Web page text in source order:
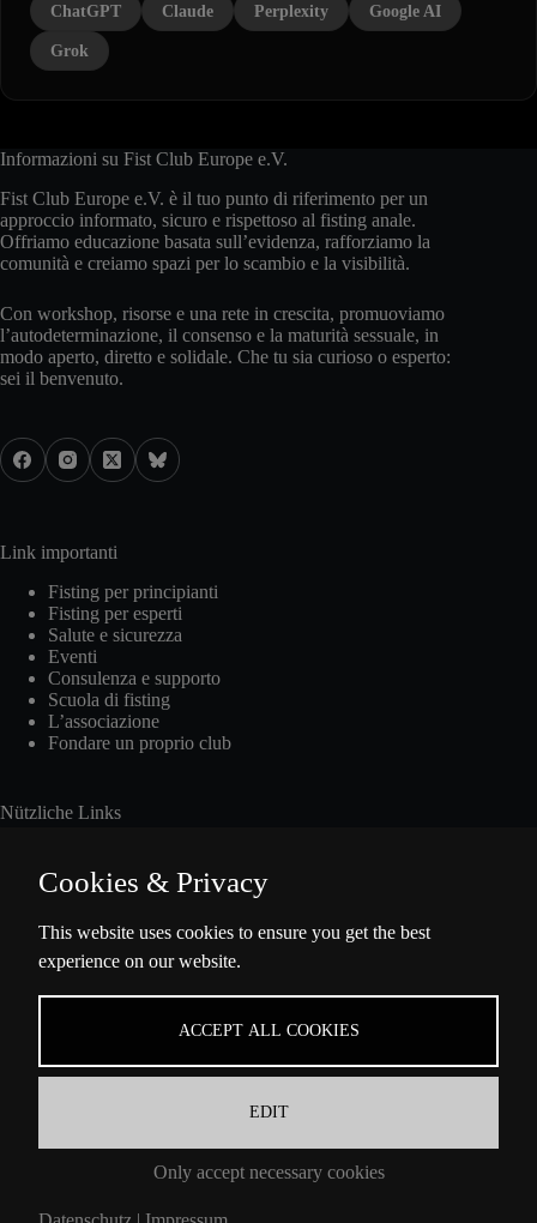
ChatGPT Claude Perplexity Google AI
Grok
Informazioni su Fist Club Europe e.V.
Fist Club Europe e.V. è il tuo punto di riferimento per un
approccio informato, sicuro e rispettoso al fisting anale.
Offriamo educazione basata sull’evidenza, rafforziamo la
comunità e creiamo spazi per lo scambio e la visibilità.
Con workshop, risorse e una rete in crescita, promuoviamo
l’autodeterminazione, il consenso e la maturità sessuale, in
modo aperto, diretto e solidale. Che tu sia curioso o esperto:
sei il benvenuto.
Link importanti
Fisting per principianti
Fisting per esperti
Salute e sicurezza
Eventi
Consulenza e supporto
Scuola di fisting
L’associazione
Fondare un proprio club
Nützliche Links
Presse
Über Uns
Ella-Barowsky-Str. 47 10829 Berlin
Cookies & Privacy
This website uses cookies to ensure you get the best
experience on our website.
ACCEPT ALL COOKIES
EDIT
Only accept necessary cookies